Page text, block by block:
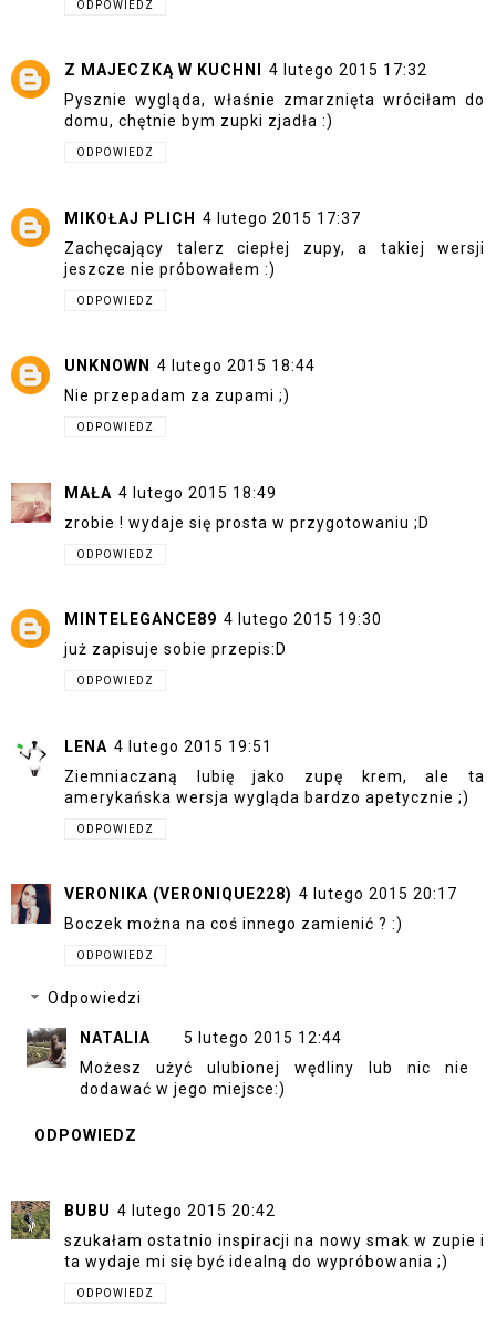
ODPOWIEDZ
Z MAJECZKĄ W KUCHNI
4 lutego 2015 17:32
Pysznie wygląda, właśnie zmarznięta wróciłam do
domu, chętnie bym zupki zjadła :)
ODPOWIEDZ
MIKOŁAJ PLICH
4 lutego 2015 17:37
Zachęcający talerz ciepłej zupy, a takiej wersji
jeszcze nie próbowałem :)
ODPOWIEDZ
UNKNOWN
4 lutego 2015 18:44
Nie przepadam za zupami ;)
ODPOWIEDZ
MAŁA 4 lutego 2015 18:49
zrobie ! wydaje się prosta w przygotowaniu ;D
ODPOWIEDZ
MINTELEGANCE89 4 lutego 2015 19:30
już zapisuje sobie przepis:D
ODPOWIEDZ
LENA 4 lutego 2015 19:51
Ziemniaczaną lubię jako zupę krem, ale ta
amerykańska wersja wygląda bardzo apetycznie ;)
ODPOWIEDZ
VERONIKA (VERONIQUE228) 4 lutego 2015 20:17
Boczek można na coś innego zamienić ? :)
ODPOWIEDZ
Odpowiedzi
NATALIA
5 lutego 2015 12:44
Możesz użyć ulubionej wędliny lub nic nie
dodawać w jego miejsce:)
ODPOWIEDZ
BUBU 4 lutego 2015 20:42
szukałam ostatnio inspiracji na nowy smak w zupie i
ta wydaje mi się być idealną do wypróbowania ;)
ODPOWIEDZ